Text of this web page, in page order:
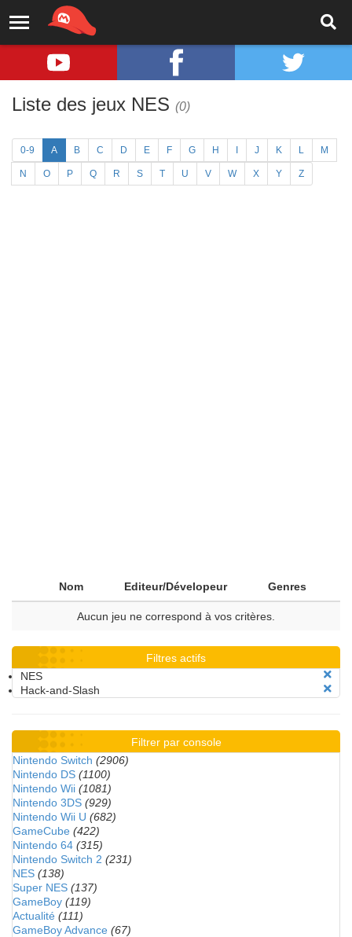
Liste des jeux NES (0)
0-9 A B C D E F G H J K L M
N O P Q R S T U V W X Y Z
Nom Editeur/Dévelopeur Genres
Aucun jeu ne correspond à vos critères.
Filtres actifs
NES
Hack-and-Slash
Filtrer par console
Nintendo Switch (2906)
Nintendo DS (1100)
Nintendo Wii (1081)
Nintendo 3DS (929)
Nintendo Wii U (682)
GameCube (422)
Nintendo 64 (315)
Nintendo Switch 2 (231)
NES (138)
Super NES (137)
GameBoy (119)
Actualité (111)
GameBoy Advance (67)